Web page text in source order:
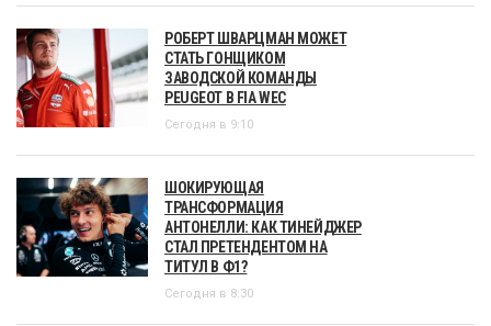
РОБЕРТ ШВАРЦМАН МОЖЕТ
СТАТЬ ГОНЩИКОМ
ЗАВОДСКОЙ КОМАНДЫ
PEUGEOT В FIA WEC
Сегодня в 9:10
ШОКИРУЮЩАЯ
ТРАНСФОРМАЦИЯ
АНТОНЕЛЛИ: КАК ТИНЕЙДЖЕР
СТАЛ ПРЕТЕНДЕНТОМ НА
ТИТУЛ В Ф1?
Сегодня в 8:30